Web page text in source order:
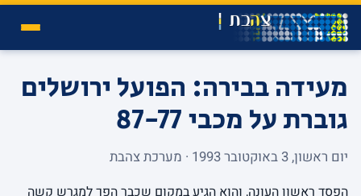
מעידה בבירה: הפועל ירושלים
גוברת על מכבי 87-77
יום ראשון, 3 באוקטובר 1993 · מערכת צהבת